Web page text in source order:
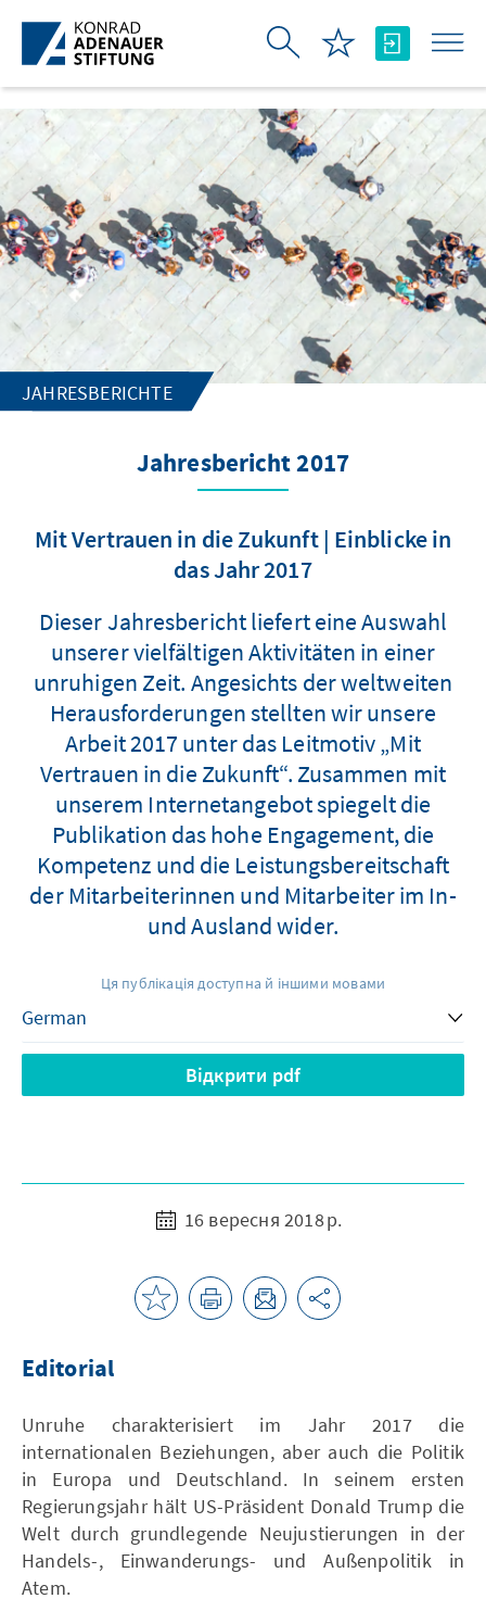
Skip to Main Content
JAHRESBERICHTE
Jahresbericht 2017
Mit Vertrauen in die Zukunft | Einblicke in
das Jahr 2017
Dieser Jahresbericht liefert eine Auswahl
unserer vielfältigen Aktivitäten in einer
unruhigen Zeit. Angesichts der weltweiten
Herausforderungen stellten wir unsere
Arbeit 2017 unter das Leitmotiv „Mit
Vertrauen in die Zukunft“. Zusammen mit
unserem Internetangebot spiegelt die
Publikation das hohe Engagement, die
Kompetenz und die Leistungsbereitschaft
der Mitarbeiterinnen und Mitarbeiter im In-
und Ausland wider.
Ця публікація доступна й іншими мовами
Відкрити pdf
16 вересня 2018 р.
Editorial
Unruhe charakterisiert im Jahr 2017 die
internationalen Beziehungen, aber auch die Politik
in Europa und Deutschland. In seinem ersten
Regierungsjahr hält US-Präsident Donald Trump die
Welt durch grundlegende Neujustierungen in der
Handels-, Einwanderungs- und Außenpolitik in
Atem.